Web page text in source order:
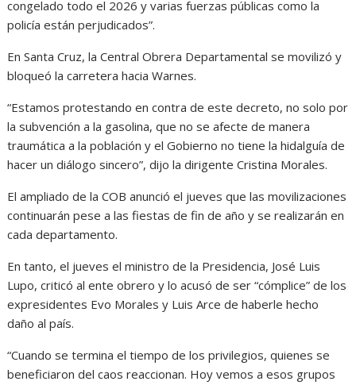
congelado todo el 2026 y varias fuerzas públicas como la
policía están perjudicados”.
En Santa Cruz, la Central Obrera Departamental se movilizó y
bloqueó la carretera hacia Warnes.
“Estamos protestando en contra de este decreto, no solo por
la subvención a la gasolina, que no se afecte de manera
traumática a la población y el Gobierno no tiene la hidalguía de
hacer un diálogo sincero”, dijo la dirigente Cristina Morales.
El ampliado de la COB anunció el jueves que las movilizaciones
continuarán pese a las fiestas de fin de año y se realizarán en
cada departamento.
En tanto, el jueves el ministro de la Presidencia, José Luis
Lupo, criticó al ente obrero y lo acusó de ser “cómplice” de los
expresidentes Evo Morales y Luis Arce de haberle hecho
daño al país.
“Cuando se termina el tiempo de los privilegios, quienes se
beneficiaron del caos reaccionan. Hoy vemos a esos grupos